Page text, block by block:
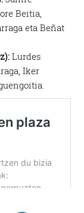
Beitia,
eta Beñat
Lurdes
Iker